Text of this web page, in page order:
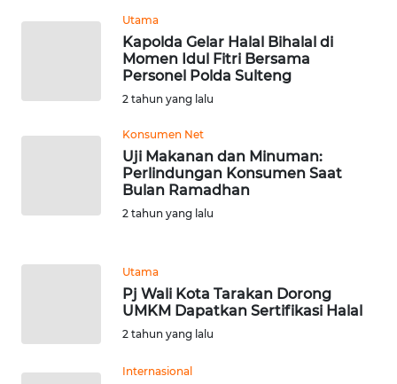
Utama
Kapolda Gelar Halal Bihalal di
Momen Idul Fitri Bersama
Personel Polda Sulteng
2 tahun yang lalu
Konsumen Net
Uji Makanan dan Minuman:
Perlindungan Konsumen Saat
Bulan Ramadhan
2 tahun yang lalu
Utama
Pj Wali Kota Tarakan Dorong
UMKM Dapatkan Sertifikasi Halal
2 tahun yang lalu
Internasional
WN